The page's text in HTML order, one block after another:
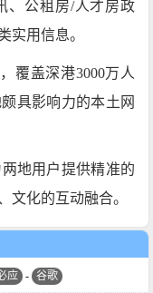
、公租房/人才房政
实用信息‌。
覆盖深港3000万人
具影响力的本土网
地用户提供精准的
文化的互动融合。
应 - 谷歌